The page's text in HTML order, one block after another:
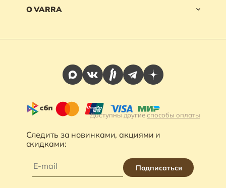
О VARRA
Следить за новинками, акциями и
скидками:
Подписаться
Доступны другиеспособы оплаты